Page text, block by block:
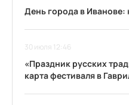
День города в
30 июля 12:46
«Праздник русских
карта фестиваля в